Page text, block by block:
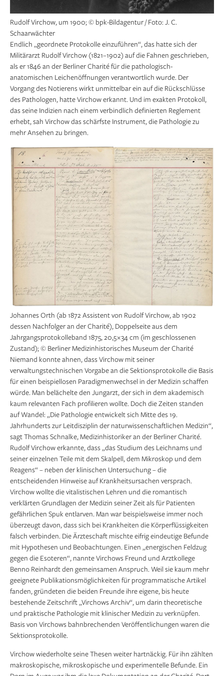
Rudolf Virchow, um 1900; © bpk-Bildagentur / Foto: J. C.
Schaarwächter
Endlich „geordnete Protokolle einzuführen“, das hatte sich der
Militärarzt Rudolf Virchow (1821–1902) auf die Fahnen geschrieben,
als er 1846 an der Berliner Charité für die pathologisch-
anatomischen Leichen­öffnungen verantwortlich wurde. Der
Vorgang des Notierens wirkt unmittelbar ein auf die Rückschlüsse
des Pathologen, hatte Virchow erkannt. Und im exakten Protokoll,
das seine Indizien nach einem verbindlich definierten Reglement
erhebt, sah Virchow das schärfste Instrument, die Pathologie zu
mehr Ansehen zu bringen.
Johannes Orth (ab 1872 Assistent von Rudolf Virchow, ab 1902
dessen Nachfolger an der Charité), Doppelseite aus dem
Jahrgangsprotokolleband 1875, 20,5 × 34 cm (im geschlossenen
Zustand); © Berliner Medizinhistorisches Museum der Charité
Niemand konnte ahnen, dass Virchow mit seiner
verwaltungstechnischen Vorgabe an die Sektionsprotokolle die Basis
für einen beispiellosen Paradigmenwechsel in der Medizin schaffen
würde. Man belächelte den Jungarzt, der sich in dem akademisch
kaum relevanten Fach profilieren wollte. Doch die Zeiten standen
auf Wandel: „Die Pathologie entwickelt sich Mitte des 19.
Jahrhunderts zur Leitdisziplin der naturwissenschaftlichen Medizin“,
sagt Thomas Schnalke, Medizinhistoriker an der Berliner Charité.
Rudolf Virchow erkannte, dass „das Studium des Leichnams und
seiner einzelnen Teile mit dem Skalpell, dem Mikroskop und dem
Reagens“ – neben der klinischen Untersuchung – die
entscheidenden Hinweise auf Krankheitsursachen versprach.
Virchow wollte die vitalistischen Lehren und die romantisch
verklärten Grundlagen der Medizin seiner Zeit als für Patienten
gefährlichen Spuk ent­larven. Man war beispielsweise immer noch
überzeugt davon, dass sich bei Krankheiten die Körperflüssig­keiten
falsch verbinden. Die Ärzteschaft mischte eifrig eindeutige Befunde
mit Hypothesen und Beobachtungen. Einen „energischen Feldzug
gegen die Esoteren“, nannte Virchows Freund und Arztkollege
Benno Reinhardt den gemeinsamen Anspruch. Weil sie kaum mehr
geeignete Publikationsmöglichkeiten für programma­tische Artikel
fanden, gründeten die beiden Freunde ihre eigene, bis heute
bestehende Zeitschrift „Virchows Archiv“, um darin theoretische
und praktische Patho­logie mit klinischer Medizin zu verknüpfen.
Basis von Virchows bahn­brechenden Veröffentlichungen waren die
Sektionsprotokolle.
Virchow wiederholte seine Thesen weiter hart­näckig. Für ihn zählten
makroskopische, mikroskopische und experimentelle Befunde. Ein